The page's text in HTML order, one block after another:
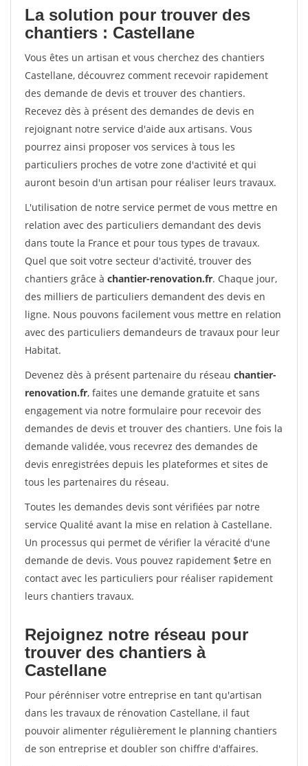
La solution pour trouver des
chantiers : Castellane
Vous êtes un artisan et vous cherchez des chantiers
Castellane, découvrez comment recevoir rapidement
des demande de devis et trouver des chantiers.
Recevez dès à présent des demandes de devis en
rejoignant notre service d'aide aux artisans. Vous
pourrez ainsi proposer vos services à tous les
particuliers proches de votre zone d'activité et qui
auront besoin d'un artisan pour réaliser leurs travaux.
L'utilisation de notre service permet de vous mettre en
relation avec des particuliers demandant des devis
dans toute la France et pour tous types de travaux.
Quel que soit votre secteur d'activité, trouver des
chantiers grâce à chantier-renovation.fr. Chaque jour,
des milliers de particuliers demandent des devis en
ligne. Nous pouvons facilement vous mettre en relation
avec des particuliers demandeurs de travaux pour leur
Habitat.
Devenez dès à présent partenaire du réseau chantier-
renovation.fr, faites une demande gratuite et sans
engagement via notre formulaire pour recevoir des
demandes de devis et trouver des chantiers. Une fois la
demande validée, vous recevrez des demandes de
devis enregistrées depuis les plateformes et sites de
tous les partenaires du réseau.
Toutes les demandes devis sont vérifiées par notre
service Qualité avant la mise en relation à Castellane.
Un processus qui permet de vérifier la véracité d'une
demande de devis. Vous pouvez rapidement $etre en
contact avec les particuliers pour réaliser rapidement
leurs chantiers travaux.
Rejoignez notre réseau pour
trouver des chantiers à
Castellane
Pour pérénniser votre entreprise en tant qu'artisan
dans les travaux de rénovation Castellane, il faut
pouvoir alimenter régulièrement le planning chantiers
de son entreprise et doubler son chiffre d'affaires.